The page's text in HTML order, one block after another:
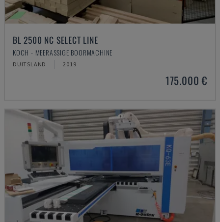
BL 2500 NC SELECT LINE
KOCH - MEERASSIGE BOORMACHINE
DUITSLAND 2019
175.000 €